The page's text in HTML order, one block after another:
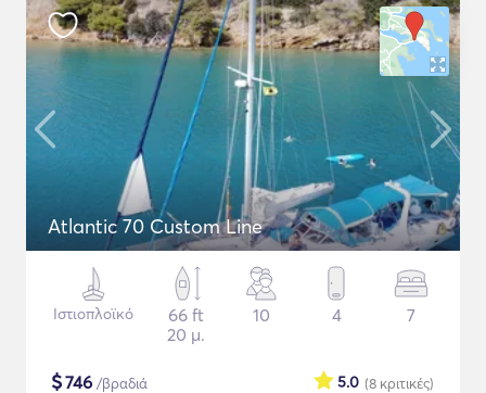
Atlantic 70 Custom Line
Ιστιοπλοϊκό
66 ft
20 μ.
10 4 7
$746 /βραδιά (8 κριτικές)
5.0